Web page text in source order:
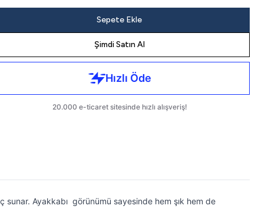
Sepete Ekle
Şimdi Satın Al
sunar. Ayakkabı görünümü sayesinde hem şık hem de